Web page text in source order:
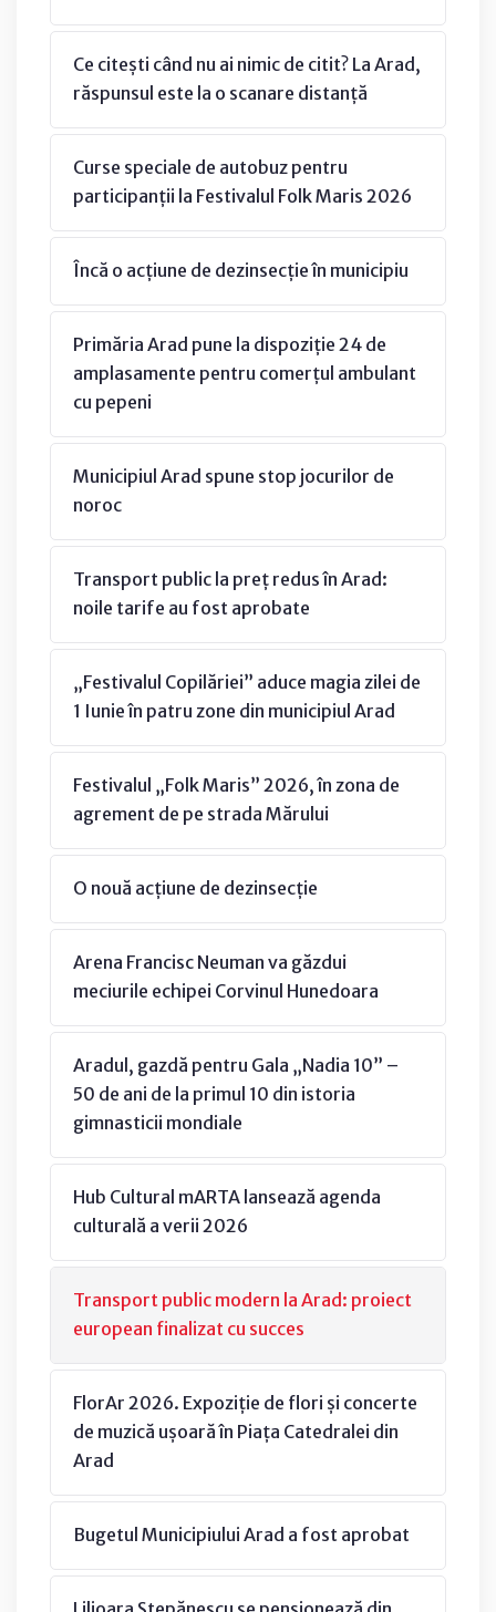
Ce citești când nu ai nimic de citit? La Arad,
răspunsul este la o scanare distanță
Curse speciale de autobuz pentru
participanții la Festivalul Folk Maris 2026
Încă o acțiune de dezinsecție în municipiu
Primăria Arad pune la dispoziție 24 de
amplasamente pentru comerțul ambulant
cu pepeni
Municipiul Arad spune stop jocurilor de
noroc
Transport public la preț redus în Arad:
noile tarife au fost aprobate
„Festivalul Copilăriei” aduce magia zilei de
1 Iunie în patru zone din municipiul Arad
Festivalul „Folk Maris” 2026, în zona de
agrement de pe strada Mărului
O nouă acțiune de dezinsecție
Arena Francisc Neuman va găzdui
meciurile echipei Corvinul Hunedoara
Aradul, gazdă pentru Gala „Nadia 10” –
50 de ani de la primul 10 din istoria
gimnasticii mondiale
Hub Cultural mARTA lansează agenda
culturală a verii 2026
Transport public modern la Arad: proiect
european finalizat cu succes
FlorAr 2026. Expoziție de flori și concerte
de muzică ușoară în Piața Catedralei din
Arad
Bugetul Municipiului Arad a fost aprobat